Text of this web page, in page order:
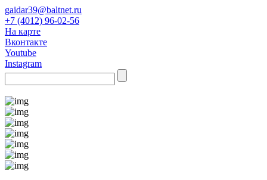
gaidar39@baltnet.ru
+7 (4012) 96-02-56
На карте
Вконтакте
Youtube
Instagram